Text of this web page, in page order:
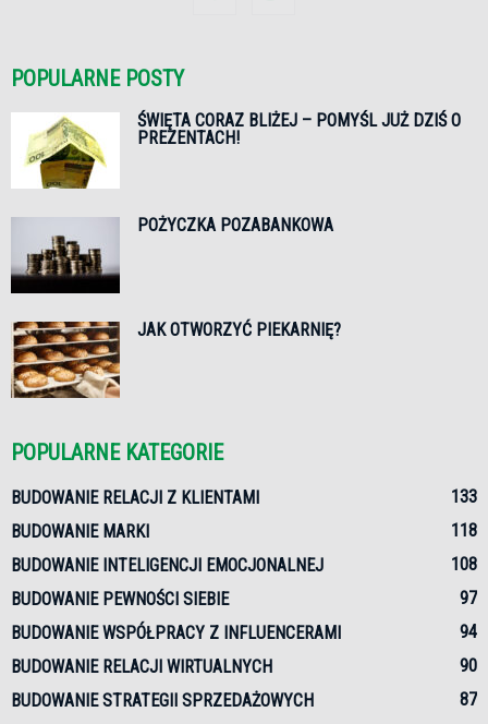
POPULARNE POSTY
ŚWIĘTA CORAZ BLIŻEJ – POMYŚL JUŻ DZIŚ O
PREZENTACH!
POŻYCZKA POZABANKOWA
JAK OTWORZYĆ PIEKARNIĘ?
POPULARNE KATEGORIE
BUDOWANIE RELACJI Z KLIENTAMI
133
BUDOWANIE MARKI
118
BUDOWANIE INTELIGENCJI EMOCJONALNEJ
108
BUDOWANIE PEWNOŚCI SIEBIE
97
BUDOWANIE WSPÓŁPRACY Z INFLUENCERAMI
94
BUDOWANIE RELACJI WIRTUALNYCH
90
BUDOWANIE STRATEGII SPRZEDAŻOWYCH
87